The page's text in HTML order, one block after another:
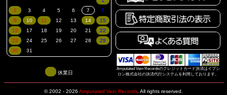
Amputated Vein Recordsのクレジットカード決済はイプシ
ロン株式会社の決済代行システムを利用しております。
休業日
© 2002 - 2026 Amputated Vein Records All rights reserved.